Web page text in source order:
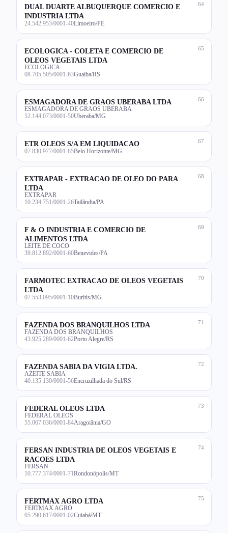
64
DUAL DUARTE ALBUQUERQUE COMERCIO E
INDUSTRIA LTDA
24.542.953/0001-40Limoeiro/PE
65
ECOLOGICA - COLETA E COMERCIO DE
OLEOS VEGETAIS LTDA
ECOLOGICA
08.705.505/0001-63Guaíba/RS
66
ESMAGADORA DE GRAOS UBERABA LTDA
ESMAGADORA DE GRAOS UBERABA
52.144.073/0001-50Uberaba/MG
67
ETR OLEOS S/A EM LIQUIDACAO
07.830.977/0001-85Belo Horizonte/MG
68
EXTRAPAR - EXTRACAO DE OLEO DO PARA
LTDA
EXTRAPAR
10.234.751/0001-26Tailândia/PA
69
F & O INDUSTRIA E COMERCIO DE
ALIMENTOS LTDA
LEITE DE COCO
39.812.892/0001-60Benevides/PA
70
FARMOTEC EXTRACAO DE OLEOS VEGETAIS
LTDA
07.553.095/0001-10Buritis/MG
71
FAZENDA DOS BRANQUILHOS LTDA
FAZENDA DOS BRANQUILHOS
43.925.289/0001-62Porto Alegre/RS
72
FAZENDA SABIA DA VIGIA LTDA.
AZEITE SABIA
40.135.130/0001-56Encruzilhada do Sul/RS
73
FEDERAL OLEOS LTDA
FEDERAL OLEOS
55.067.036/0001-84Aragoiânia/GO
74
FERSAN INDUSTRIA DE OLEOS VEGETAIS E
RACOES LTDA
FERSAN
10.777.374/0001-71 Rondonópolis/MT
75
FERTMAX AGRO LTDA
FERTMAX AGRO
05.290.617/0001-02Cuiabá/MT